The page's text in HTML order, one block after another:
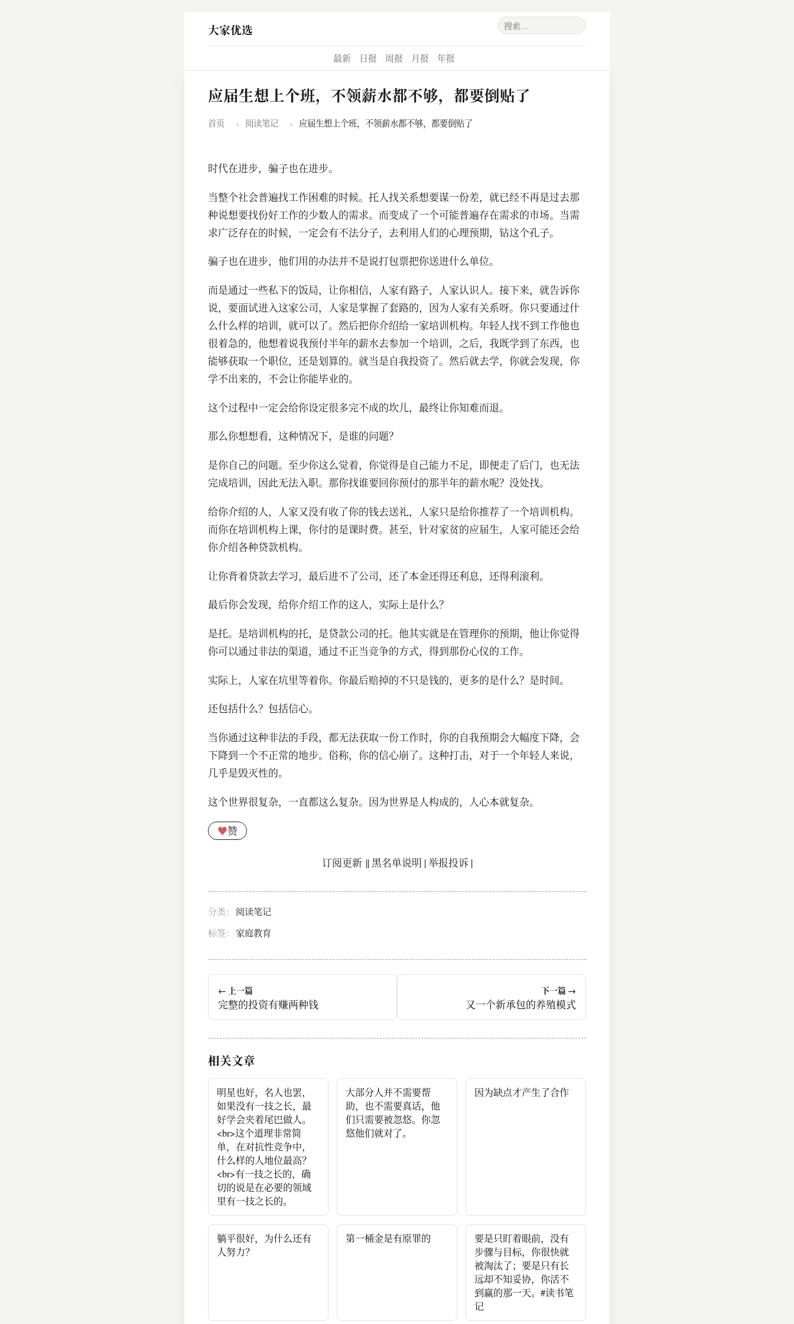
大家优选
最新 日报 周报 月报 年报
应届生想上个班，不领薪水都不够，都要倒贴了
首页 › 阅读笔记 › 应届生想上个班，不领薪水都不够，都要倒贴了
时代在进步，骗子也在进步。
当整个社会普遍找工作困难的时候。托人找关系想要谋一份差，就已经不再是过去那
种说想要找份好工作的少数人的需求。而变成了一个可能普遍存在需求的市场。当需
求广泛存在的时候，一定会有不法分子，去利用人们的心理预期，钻这个孔子。
骗子也在进步，他们用的办法并不是说打包票把你送进什么单位。
而是通过一些私下的饭局，让你相信，人家有路子，人家认识人。接下来，就告诉你
说，要面试进入这家公司，人家是掌握了套路的，因为人家有关系呀。你只要通过什
么什么样的培训，就可以了。然后把你介绍给一家培训机构。年轻人找不到工作他也
很着急的，他想着说我预付半年的薪水去参加一个培训，之后，我既学到了东西，也
能够获取一个职位，还是划算的。就当是自我投资了。然后就去学，你就会发现，你
学不出来的，不会让你能毕业的。
这个过程中一定会给你设定很多完不成的坎儿，最终让你知难而退。
那么你想想看，这种情况下，是谁的问题？
是你自己的问题。至少你这么觉着，你觉得是自己能力不足，即便走了后门，也无法
完成培训，因此无法入职。那你找谁要回你预付的那半年的薪水呢？没处找。
给你介绍的人，人家又没有收了你的钱去送礼，人家只是给你推荐了一个培训机构。
而你在培训机构上课，你付的是课时费。甚至，针对家贫的应届生，人家可能还会给
你介绍各种贷款机构。
让你背着贷款去学习，最后进不了公司，还了本金还得还利息，还得利滚利。
最后你会发现，给你介绍工作的这人，实际上是什么？
是托。是培训机构的托，是贷款公司的托。他其实就是在管理你的预期，他让你觉得
你可以通过非法的渠道，通过不正当竞争的方式，得到那份心仪的工作。
实际上，人家在坑里等着你。你最后赔掉的不只是钱的，更多的是什么？是时间。
还包括什么？包括信心。
当你通过这种非法的手段，都无法获取一份工作时，你的自我预期会大幅度下降，会
下降到一个不正常的地步。俗称，你的信心崩了。这种打击，对于一个年轻人来说，
几乎是毁灭性的。
这个世界很复杂，一直都这么复杂。因为世界是人构成的，人心本就复杂。
♥赞
订阅更新||黑名单说明 |举报投诉 |
分类：
阅读笔记
标签： 家庭教育
← 上一篇
完整的投资有赚两种钱
下一篇 →
​又一个新承包的养殖模式
相关文章
明星也好，名人也罢，
如果没有一技之长，最
好学会夹着尾巴做人。
<br>这个道理非常简
单，在对抗性竞争中，
什么样的人地位最高？
<br>有一技之长的，确
切的说是在必要的领域
里有一技之长的。
大部分人并不需要帮
助，也不需要真话，他
们只需要被忽悠。你忽
悠他们就对了。
因为缺点才产生了合作
躺平很好，为什么还有
人努力？
第一桶金是有原罪的
要是只盯着眼前，没有
步骤与目标，你很快就
被淘汰了；要是只有长
远却不知妥协，你活不
到赢的那一天。#读书笔
记